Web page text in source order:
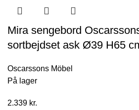
Mira sengebord
sortbejdset ask Ø39 H65
Oscarssons Möbel
På lager
2.339 kr.